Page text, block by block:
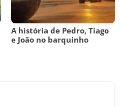
A história de Pedro, Tiago
e João no barquinho